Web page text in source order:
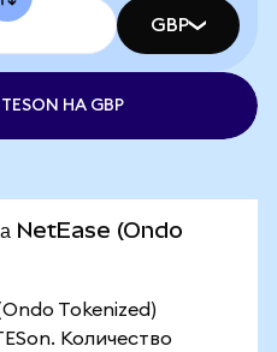
GBP
НА GBP
NetEase (Ondo
Tokenized)
Количество